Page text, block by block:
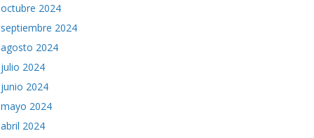
octubre 2024
septiembre 2024
agosto 2024
julio 2024
junio 2024
mayo 2024
abril 2024